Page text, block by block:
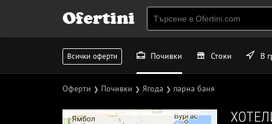
Ofertini
Всички оферти Почивки Стоки В
Оферти ❯ Почивки ❯ Ягода ❯ парна баня